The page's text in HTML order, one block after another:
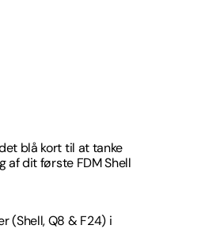
blå kort til at tanke
af dit første FDM Shell
(Shell, Q8 & F24) i